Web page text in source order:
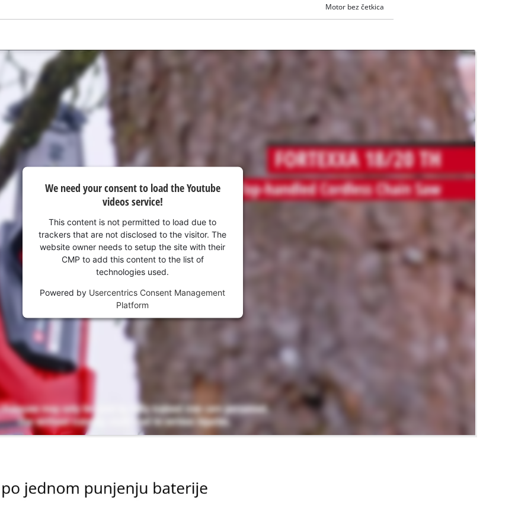
Motor bez četkica
We need your consent to load the Youtube
videos service!
This content is not permitted to load due to
trackers that are not disclosed to the visitor. The
website owner needs to setup the site with their
CMP to add this content to the list of
technologies used.
Powered by Usercentrics Consent Management
Platform